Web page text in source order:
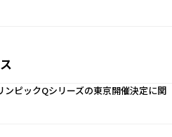
ピックQシリーズの東京開催決定に関